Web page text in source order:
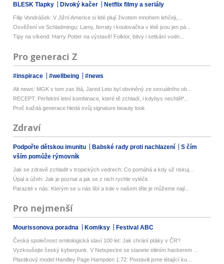
BLESK Tlapky Divoký kačer Netflix filmy a seriály
Filip Vondrášek: V Jižní Americe si lidé plují životem mnohem lehčeji,...
Osvěžení ve Schladmingu: Lamy, ferraty i koulovačka v létě jsou jen pá...
Tipy na víkend: Harry Potter na výstavě! Folklor, bitvy i setkání vodn...
Pro generaci Z
#inspirace #wellbeing #news
Alt news: MGK v tom zas lítá, Jared Leto byl obviněný ze sexuálního ob...
RECEPT: Perfektní letní kombinace, které tě zchladí, i kdybys nechtěl*...
Proč každá generace hledá svůj signature beauty look
Zdraví
Podpořte dětskou imunitu Babské rady proti nachlazení
S čím
vším pomůže rýmovník
Jak se zdravě zchladit v tropických vedrech: Co pomáhá a kdy už riskuj...
Úpal a úžeh: Jak je poznat a jak se z nich rychle vyléčit
Parazité v nás: Kterým se u nás líbí a kde v našem těle je můžeme nají...
Pro nejmenší
Mourissonova poradna Komiksy Festival ABC
Česká společnost ornitologická slaví 100 let: Jak chrání ptáky v ČR?
Vyzkoušejte český kyberpunk. V Netspectre se stanete elitním hackerem ...
Plastikový model Handley Page Hampden 1:72: Postavili jsme létající ku...